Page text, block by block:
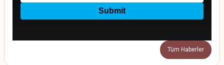
Tüm Haberler